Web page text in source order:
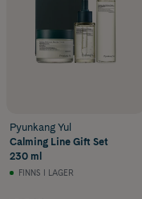
Pyunkang Yul
Calming Line Gift Set
230 ml
FINNS I LAGER